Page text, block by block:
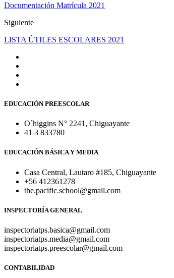
Documentación Matrícula 2021
Siguiente
LISTA ÚTILES ESCOLARES 2021
EDUCACIÓN PREESCOLAR
O´higgins N° 2241, Chiguayante
41 3 833780
EDUCACIÓN BÁSICA Y MEDIA
Casa Central, Lautaro #185, Chiguayante
+56 412361278
the.pacific.school@gmail.com
INSPECTORÍA GENERAL
inspectoriatps.basica@gmail.com
inspectoriatps.media@gmail.com
inspectoriatps.preescolar@gmail.com
CONTABILIDAD